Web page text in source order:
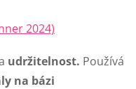
2024)
udržitelnost. Používá
na bázi